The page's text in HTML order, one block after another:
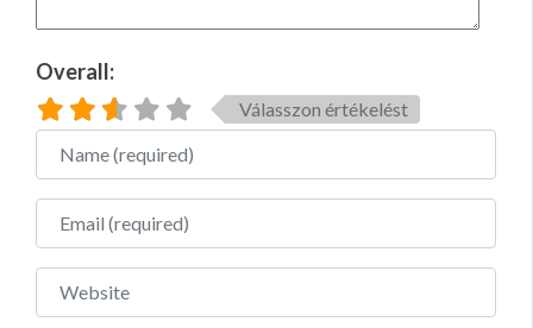
Overall:
Válasszon értékelést
Name
Email
Website